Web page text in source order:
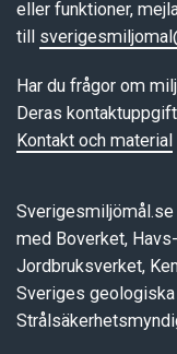
eller funktioner,
till
Har du frågor om
Deras
Kontakt och material
med Boverket,
Jordbruksverket,
Sveriges